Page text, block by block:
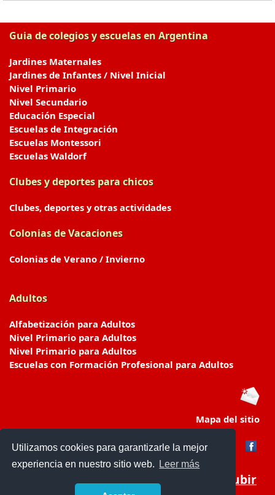
Utilizamos cookies para garantizarle la mejor
experiencia en nuestro sitio web.
Leer más
Guia de colegios y escuelas en Argentina
Jardines Maternales
Jardines de Infantes / Nivel Inicial
Nivel Primario
Nivel Secundario
Educación Especial
Escuelas de Integración
Escuelas Montessori
Escuelas Waldorf
Clubes y deportes para chicos
Clubes, deportes y otras actividades
Colonias de Vacaciones
Colonias de Verano / Invierno
Adultos
Alfabetización para Adultos
Nivel Primario para Adultos
Nivel Primario para Adultos
Escuelas con Formación Profesional para Adultos
Mapa del sitio
Subir